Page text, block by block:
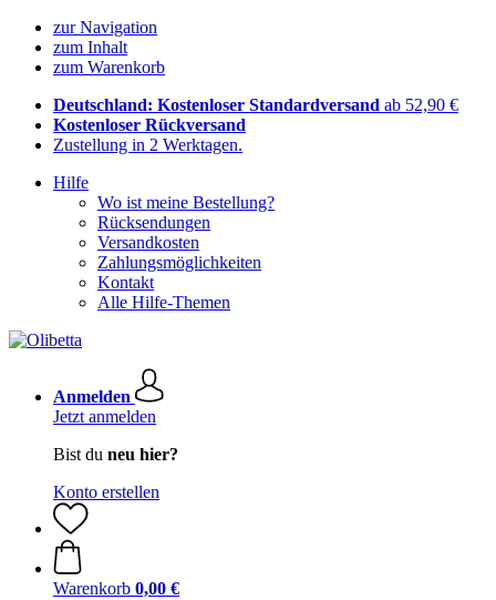
zur Navigation
zum Inhalt
zum Warenkorb
Deutschland: Kostenloser Standardversand ab 52,90 €
Kostenloser Rückversand
Zustellung in 2 Werktagen.
Hilfe
Wo ist meine Bestellung?
Rücksendungen
Versandkosten
Zahlungsmöglichkeiten
Kontakt
Alle Hilfe-Themen
Anmelden
Jetzt anmelden
Bist du neu hier?
Konto erstellen
Warenkorb 0,00 €